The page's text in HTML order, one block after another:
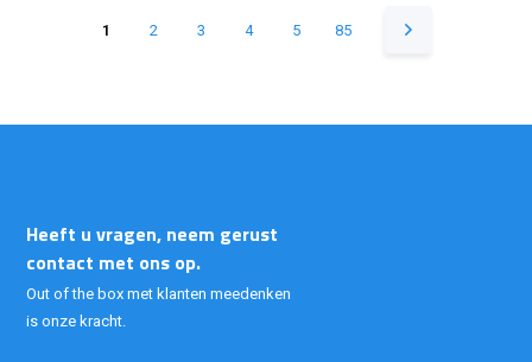
1 2 3 4 5 85
Heeft u vragen, neem gerust
contact met ons op.
Out of the box met klanten meedenken
is onze kracht.